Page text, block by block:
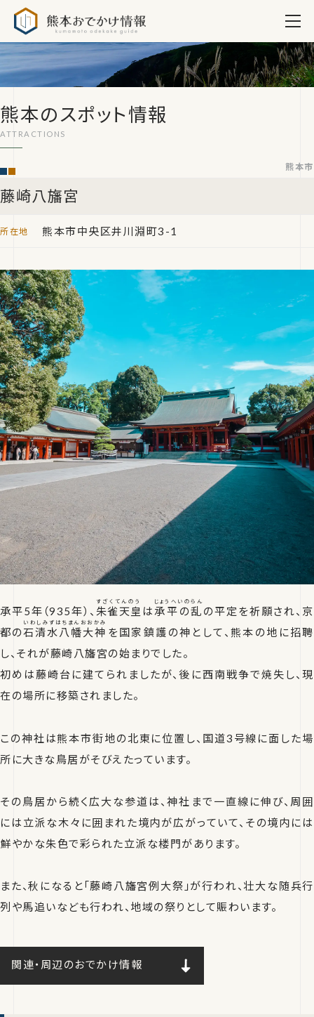
熊本のスポット情報
藤崎八旛宮
熊本市
熊本市中央区井川淵町3-1
承平5年（935年）、 朱雀天皇
すざくてんのう
は承平の乱
じょうへいのらん
の平定を祈願され、京
都の石清水八幡大神
いわしみずはちまんおおかみ
を国家鎮護の神として、熊本の地に招聘
し、それが藤崎八旛宮の始まりでした。
初めは藤崎台に建てられましたが、後に西南戦争で焼失し、現
在の場所に移築されました。
この神社は熊本市街地の北東に位置し、国道3号線に面した場
所に大きな鳥居がそびえたっています。
その鳥居から続く広大な参道は、神社まで一直線に伸び、周囲
には立派な木々に囲まれた境内が広がっていて、その境内には
鮮やかな朱色で彩られた立派な楼門があります。
また、秋になると「藤崎八旛宮例大祭」が行われ、壮大な随兵行
列や馬追いなども行われ、地域の祭りとして賑わいます。
関連・周辺のおでかけ情報